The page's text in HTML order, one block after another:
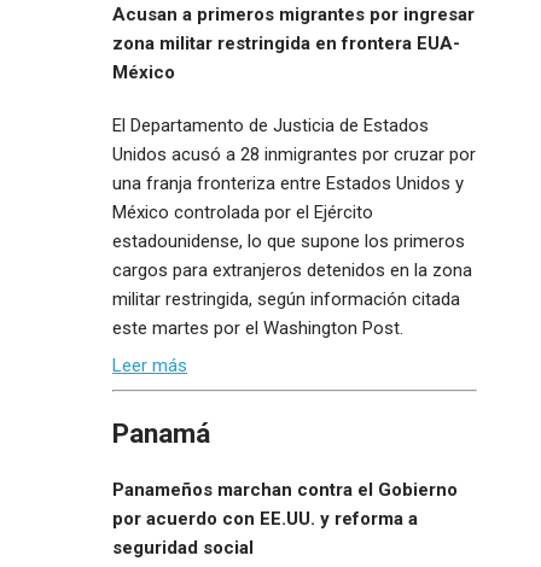
Acusan a primeros migrantes por ingresar
zona militar restringida en frontera EUA-
México
El Departamento de Justicia de Estados
Unidos acusó a 28 inmigrantes por cruzar por
una franja fronteriza entre Estados Unidos y
México controlada por el Ejército
estadounidense, lo que supone los primeros
cargos para extranjeros detenidos en la zona
militar restringida, según información citada
este martes por el Washington Post.
Leer más
Panamá
Panameños marchan contra el Gobierno
por acuerdo con EE.UU. y reforma a
seguridad social